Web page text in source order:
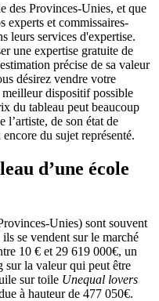
des Provinces-Unies, et que
experts et commissaires-
leurs services d'expertise.
une expertise gratuite de
précise de sa valeur
désirez vendre votre
dispositif possible
du tableau peut beaucoup
de son état de
du sujet représenté.
d’une école
Unies) sont souvent
se vendent sur le marché
10 € et 29 619 000€, un
sur la valeur qui peut être
sur toile Unequal lovers
à hauteur de 477 050€.